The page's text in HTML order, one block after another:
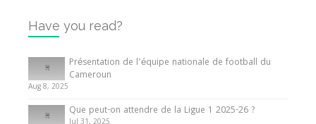
Internationales
Tout ce que vous devez savoir sur la Coupe
d’Afrique des Nations
10 May 2024
Have you read?
Présentation de l’équipe nationale de football du
Cameroun
Aug 8, 2025
Que peut-on attendre de la Ligue 1 2025-26 ?